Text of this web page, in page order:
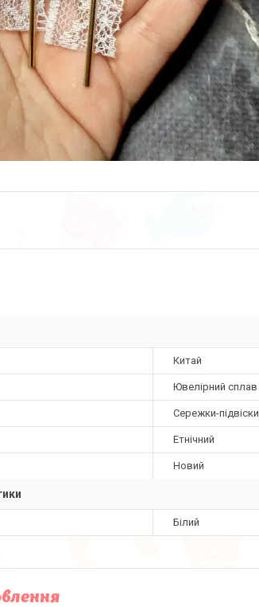
Китай
Ювелірний сплав
Сережки-підвіски
Етнічний
Новий
Білий